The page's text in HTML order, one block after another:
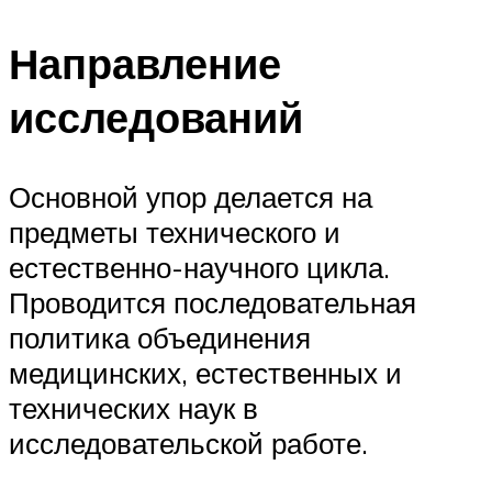
Направление
исследований
Основной упор делается на
предметы технического и
естественно-научного цикла.
Проводится последовательная
политика объединения
медицинских, естественных и
технических наук в
исследовательской работе.